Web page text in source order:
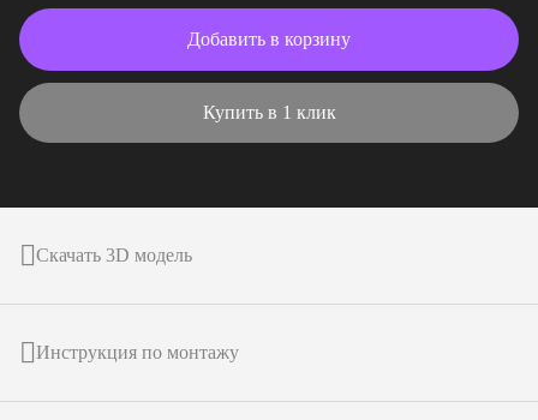
Добавить в корзину
Купить в 1 клик
Скачать 3D модель
Инструкция по монтажу